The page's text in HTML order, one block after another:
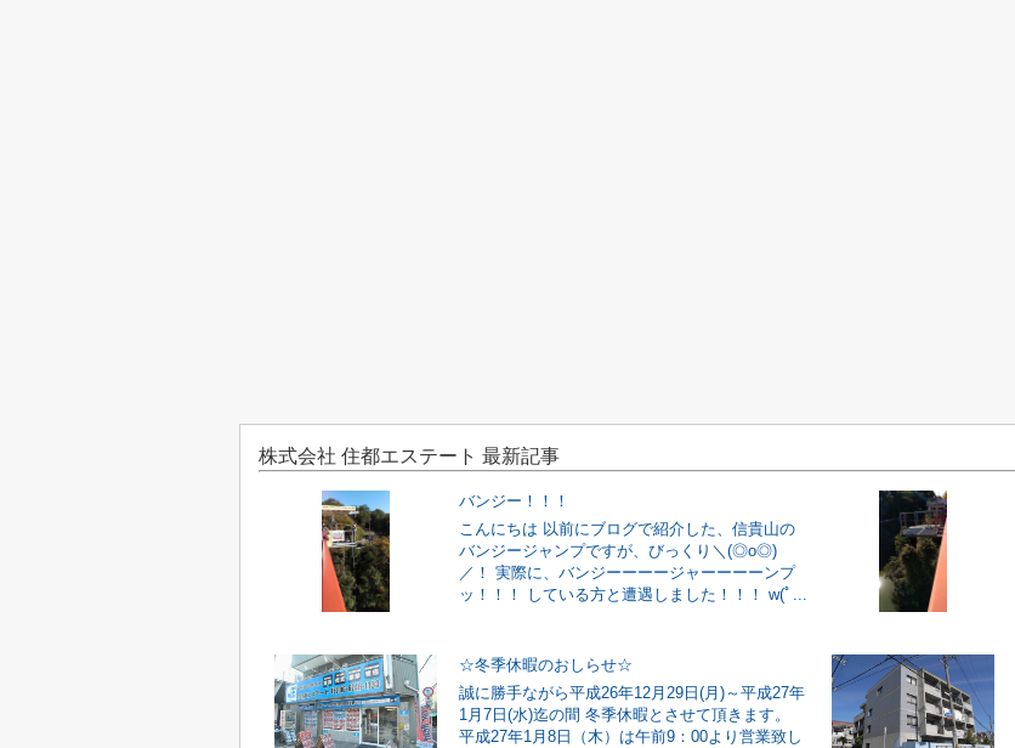
株式会社 住都エステート 最新記事
バンジー！！！
こんにちは 以前にブログで紹介した、信貴山の
バンジージャンプですが、びっくり＼(◎o◎)
／！ 実際に、バンジーーーージャーーーーンプ
ッ！！！ している方と遭遇しました！！！ w(ﾟ...
☆冬季休暇のおしらせ☆
誠に勝手ながら平成26年12月29日(月)～平成27年
1月7日(水)迄の間 冬季休暇とさせて頂きます。
平成27年1月8日（木）は午前9：00より営業致し